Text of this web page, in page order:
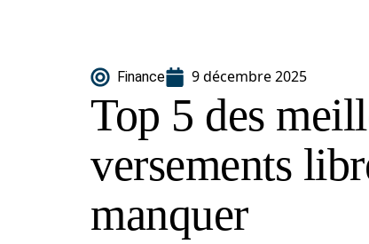
Finance 9 décembre 2025
Top 5 des
versements
manquer